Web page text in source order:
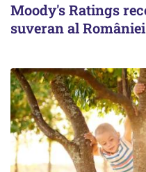
Moody's Ratings
suveran al